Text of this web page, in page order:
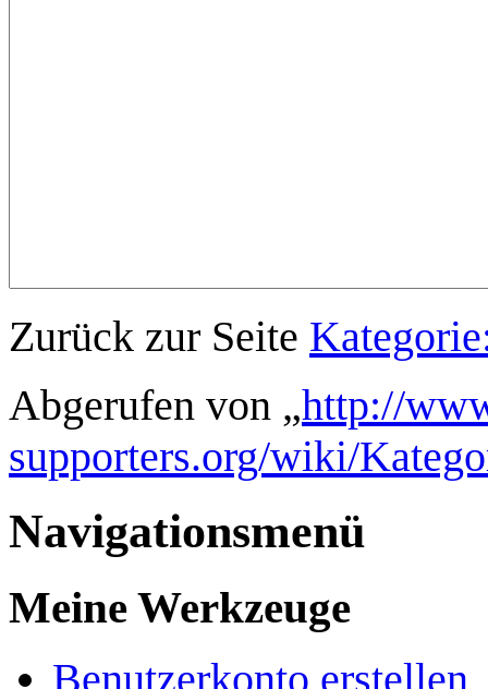
Zurück zur Seite
Abgerufen von „http://
supporters.org/wiki/
Navigationsmenü
Meine Werkzeuge
Benutzerkonto erstellen